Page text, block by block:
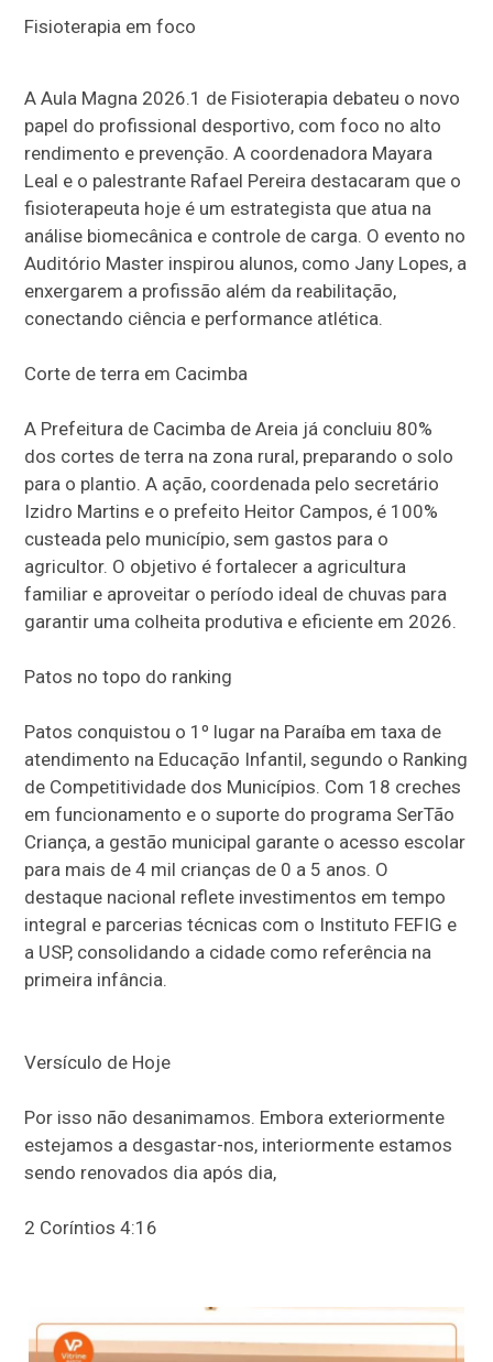
Fisioterapia em foco
A Aula Magna 2026.1 de Fisioterapia debateu o novo
papel do profissional desportivo, com foco no alto
rendimento e prevenção. A coordenadora Mayara
Leal e o palestrante Rafael Pereira destacaram que o
fisioterapeuta hoje é um estrategista que atua na
análise biomecânica e controle de carga. O evento no
Auditório Master inspirou alunos, como Jany Lopes, a
enxergarem a profissão além da reabilitação,
conectando ciência e performance atlética.
Corte de terra em Cacimba
A Prefeitura de Cacimba de Areia já concluiu 80%
dos cortes de terra na zona rural, preparando o solo
para o plantio. A ação, coordenada pelo secretário
Izidro Martins e o prefeito Heitor Campos, é 100%
custeada pelo município, sem gastos para o
agricultor. O objetivo é fortalecer a agricultura
familiar e aproveitar o período ideal de chuvas para
garantir uma colheita produtiva e eficiente em 2026.
Patos no topo do ranking
Patos conquistou o 1º lugar na Paraíba em taxa de
atendimento na Educação Infantil, segundo o Ranking
de Competitividade dos Municípios. Com 18 creches
em funcionamento e o suporte do programa SerTão
Criança, a gestão municipal garante o acesso escolar
para mais de 4 mil crianças de 0 a 5 anos. O
destaque nacional reflete investimentos em tempo
integral e parcerias técnicas com o Instituto FEFIG e
a USP, consolidando a cidade como referência na
primeira infância.
Versículo de Hoje
Por isso não desanimamos. Embora exteriormente
estejamos a desgastar-nos, interiormente estamos
sendo renovados dia após dia,
2 Coríntios 4:16